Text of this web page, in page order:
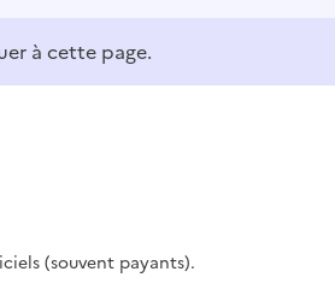
à cette page.
(souvent payants).